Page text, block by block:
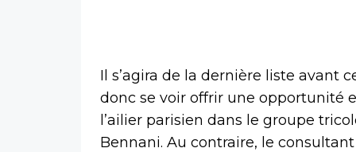
Il s’agira de la dernière liste avant
donc se voir offrir une opportunité
l’ailier parisien dans le groupe
Bennani. Au contraire, le